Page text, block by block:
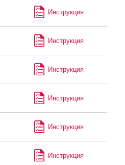
Инструкция
Инструкция
Инструкция
Инструкция
Инструкция
Инструкция